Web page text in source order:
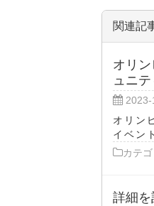
関連記
オリ
ュニテ
オリン
イベン
カテゴ
詳細